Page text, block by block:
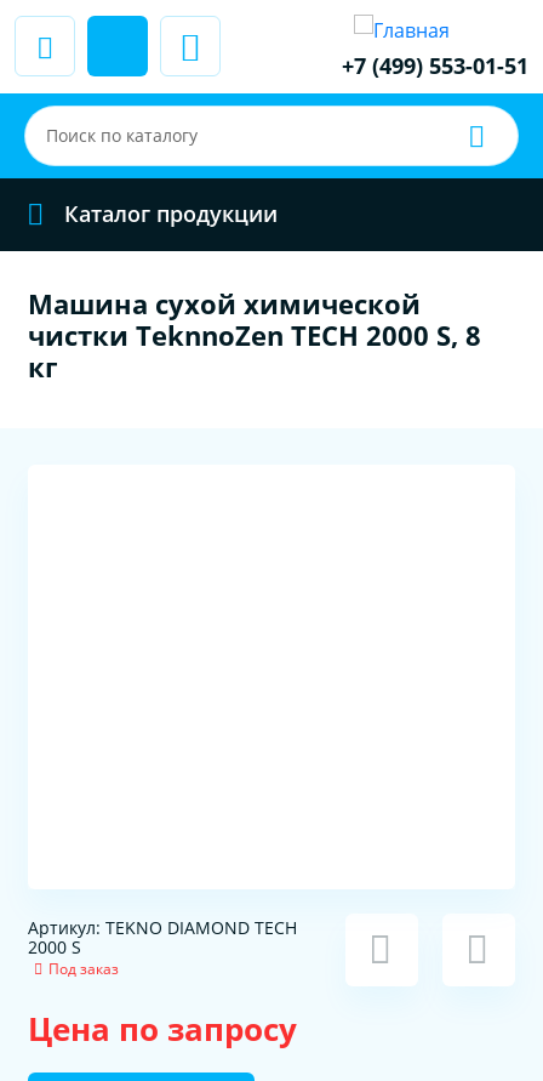
+7 (499) 553-01-51
Каталог продукции
Машина сухой химической
чистки TeknnoZen TECH 2000 S, 8
кг
Артикул: TEKNO DIAMOND TECH
2000 S
Под заказ
Цена по запросу